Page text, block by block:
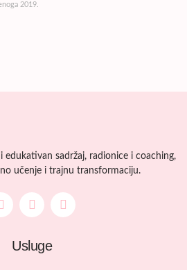
2019.
sadržaj, radionice i coaching,
učenje i trajnu transformaciju.
Usluge